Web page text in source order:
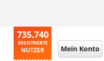
735.740
REGISTRIERTE
NUTZER Mein Konto